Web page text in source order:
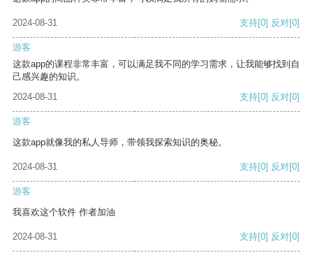
2024-08-31 支持[0] 反对[0]
游客
这款app的课程非常丰富，可以满足我不同的学习需求，让我能够找到自
己感兴趣的知识。
2024-08-31
支持[0] 反对[0]
游客
这款app就像我的私人导师，带领我探索知识的奥秘。
2024-08-31 支持[0] 反对[0]
游客
我喜欢这个软件 作者加油
2024-08-31 支持[0] 反对[0]